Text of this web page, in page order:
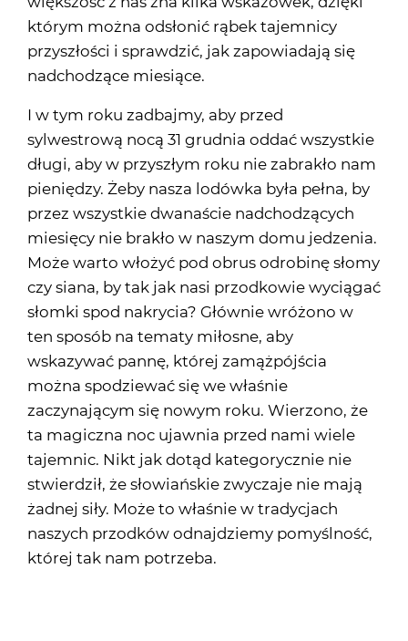
którym można odsłonić rąbek tajemnicy
przyszłości i sprawdzić, jak zapowiadają się
nadchodzące miesiące.
I w tym roku zadbajmy, aby przed
sylwestrową nocą 31 grudnia oddać wszystkie
długi, aby w przyszłym roku nie zabrakło nam
pieniędzy. Żeby nasza lodówka była pełna, by
przez wszystkie dwanaście nadchodzących
miesięcy nie brakło w naszym domu jedzenia.
Może warto włożyć pod obrus odrobinę słomy
czy siana, by tak jak nasi przodkowie wyciągać
słomki spod nakrycia? Głównie wróżono w
ten sposób na tematy miłosne, aby
wskazywać pannę, której zamążpójścia
można spodziewać się we właśnie
zaczynającym się nowym roku. Wierzono, że
ta magiczna noc ujawnia przed nami wiele
tajemnic. Nikt jak dotąd kategorycznie nie
stwierdził, że słowiańskie zwyczaje nie mają
żadnej siły. Może to właśnie w tradycjach
naszych przodków odnajdziemy pomyślność,
której tak nam potrzeba.